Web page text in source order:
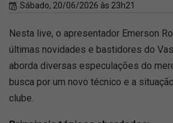
Sábado, 20/06/2026 às 23h21
Nesta live, o apresentador Emerson
últimas novidades e bastidores do
aborda diversas especulações do
busca por um novo técnico e a
clube.